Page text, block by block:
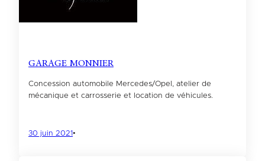
GARAGE MONNIER
Concession automobile Mercedes/Opel, atelier de
mécanique et carrosserie et location de véhicules.
30 juin 2021•